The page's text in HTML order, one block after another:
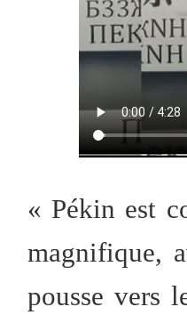
« Pékin est
magnifique,
pousse vers